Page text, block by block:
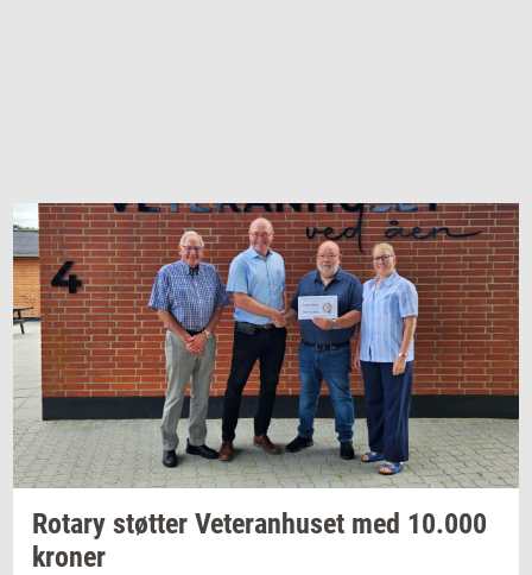
Ro­tary støt­ter Ve­te­ran­hu­set med 10.000
kro­ner